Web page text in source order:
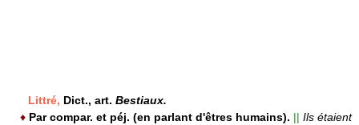
Littré, Dict., art. Bestiaux.
♦ Par compar. et péj. (en parlant d'êtres humains). || Ils étaient